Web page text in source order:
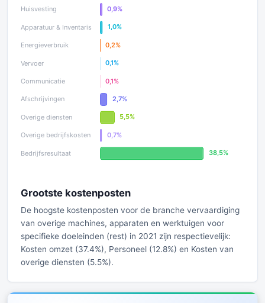
Grootste kostenposten
De hoogste kostenposten voor de branche vervaardiging
van overige machines, apparaten en werktuigen voor
specifieke doeleinden (rest) in 2021 zijn respectievelijk:
Kosten omzet (37.4%), Personeel (12.8%) en Kosten van
overige diensten (5.5%).